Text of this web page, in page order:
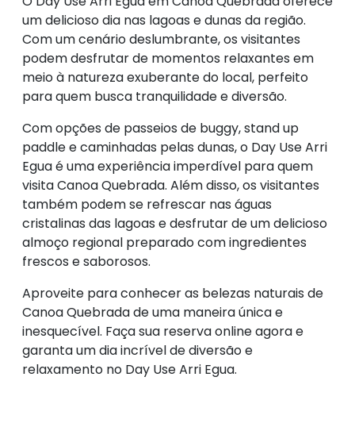
um delicioso dia nas lagoas e dunas da região.
Com um cenário deslumbrante, os visitantes
podem desfrutar de momentos relaxantes em
meio à natureza exuberante do local, perfeito
para quem busca tranquilidade e diversão.
Com opções de passeios de buggy, stand up
paddle e caminhadas pelas dunas, o Day Use Arri
Egua é uma experiência imperdível para quem
visita Canoa Quebrada. Além disso, os visitantes
também podem se refrescar nas águas
cristalinas das lagoas e desfrutar de um delicioso
almoço regional preparado com ingredientes
frescos e saborosos.
Aproveite para conhecer as belezas naturais de
Canoa Quebrada de uma maneira única e
inesquecível. Faça sua reserva online agora e
garanta um dia incrível de diversão e
relaxamento no Day Use Arri Egua.